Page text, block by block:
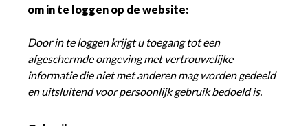
om in te loggen op de website:
Door in te loggen krijgt u toegang tot een
afgeschermde omgeving met vertrouwelijke
informatie die niet met anderen mag worden gedeeld
en uitsluitend voor persoonlijk gebruik bedoeld is.